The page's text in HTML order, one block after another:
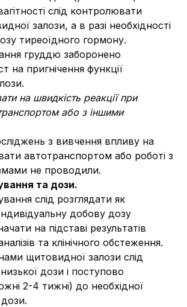
слід контролювати
залози, а в разі необхідності
тиреоїдного гормону.
груддю заборонено
на пригнічення функції
на швидкість реакції при
або з іншими
з вивчення впливу на
автотранспортом або роботі з
не проводили.
та дози.
слід розглядати як
добову дозу
на підставі результатів
та клінічного обстеження.
щитовидної залози слід
дози і поступово
2-4 тижні) до необхідної